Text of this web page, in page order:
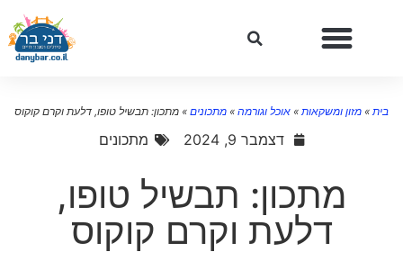
»מזון ומשקאות»אוכל וגורמה»מתכונים»מתכון: תבשיל טופו, דלעת וקרם קוקוס
דצמבר 9, 2024 מתכונים
מתכון: תבשיל טופו,
דלעת וקרם קוקוס